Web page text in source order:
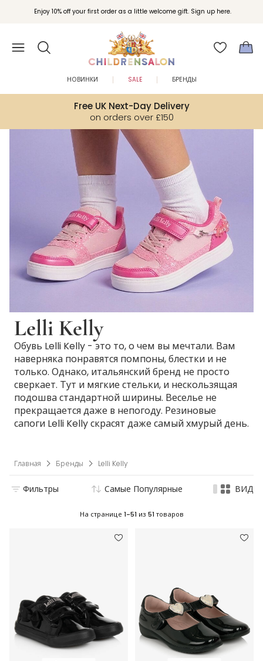
Enjoy 10% off your first order as a little welcome gift. Sign up here.
Вступайте в клуб Бонусы Childrensalon для эксклюзивных привилегий при
покупках.
Free UK Next-Day Delivery
on orders over £150
НОВИНКИ SALE БРЕНДЫ
Lelli Kelly
Обувь Lelli Kelly - это то, о чем вы мечтали. Вам
наверняка понравятся помпоны, блестки и не
только. Однако, итальянский бренд не просто
сверкает. Тут и мягкие стельки, и нескользящая
подошва стандартной ширины. Веселье не
прекращается даже в непогоду. Резиновые
сапоги Lelli Kelly скрасят даже самый хмурый день.
Главная Бренды Lelli Kelly
Фильтры Самые Популярные ВИД
На странице 1-51 из 51 товаров